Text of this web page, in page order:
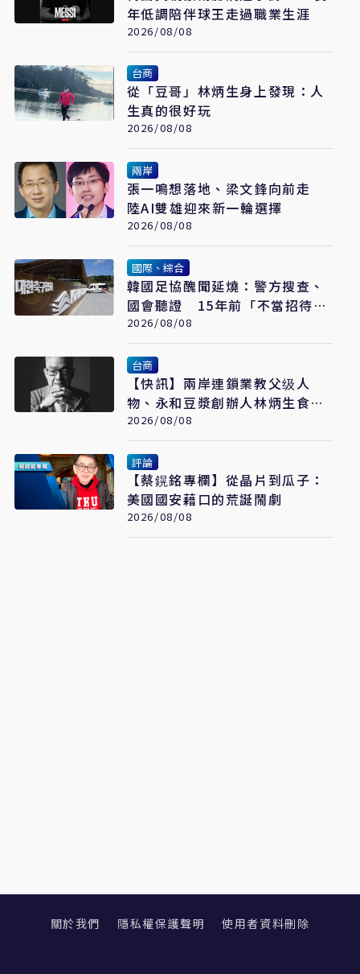
年低調陪伴球王走過職業生涯
2026/08/08
台商
從「豆哥」林炳生身上發現：人
生真的很好玩
2026/08/08
兩岸
張一鳴想落地、梁文鋒向前走
陸AI雙雄迎來新一輪選擇
2026/08/08
國際、綜合
韓國足協醜聞延燒：警方搜查、
國會聽證 15年前「不當招待」
疑雲重見天日
2026/08/08
台商
【快訊】兩岸連鎖業教父级人
物、永和豆漿創辦人林炳生食道
癌病逝 享年70歲
2026/08/08
評論
【蔡鎤銘專欄】從晶片到瓜子：
美國國安藉口的荒誕鬧劇
2026/08/08
關於我們 隱私權保護聲明 使用者資料刪除